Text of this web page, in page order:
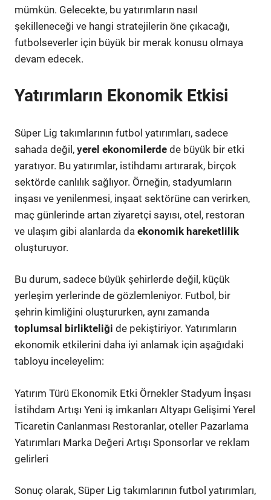
mümkün. Gelecekte, bu yatırımların nasıl
şekilleneceği ve hangi stratejilerin öne çıkacağı,
futbolseverler için büyük bir merak konusu olmaya
devam edecek.
Yatırımların Ekonomik Etkisi
Süper Lig takımlarının futbol yatırımları, sadece
sahada değil, yerel ekonomilerde de büyük bir etki
yaratıyor. Bu yatırımlar, istihdamı artırarak, birçok
sektörde canlılık sağlıyor. Örneğin, stadyumların
inşası ve yenilenmesi, inşaat sektörüne can verirken,
maç günlerinde artan ziyaretçi sayısı, otel, restoran
ve ulaşım gibi alanlarda da ekonomik hareketlilik
oluşturuyor.
Bu durum, sadece büyük şehirlerde değil, küçük
yerleşim yerlerinde de gözlemleniyor. Futbol, bir
şehrin kimliğini oluştururken, aynı zamanda
toplumsal birlikteliği de pekiştiriyor. Yatırımların
ekonomik etkilerini daha iyi anlamak için aşağıdaki
tabloyu inceleyelim:
Yatırım Türü Ekonomik Etki Örnekler Stadyum İnşası
İstihdam Artışı Yeni iş imkanları Altyapı Gelişimi Yerel
Ticaretin Canlanması Restoranlar, oteller Pazarlama
Yatırımları Marka Değeri Artışı Sponsorlar ve reklam
gelirleri
Sonuç olarak, Süper Lig takımlarının futbol yatırımları,